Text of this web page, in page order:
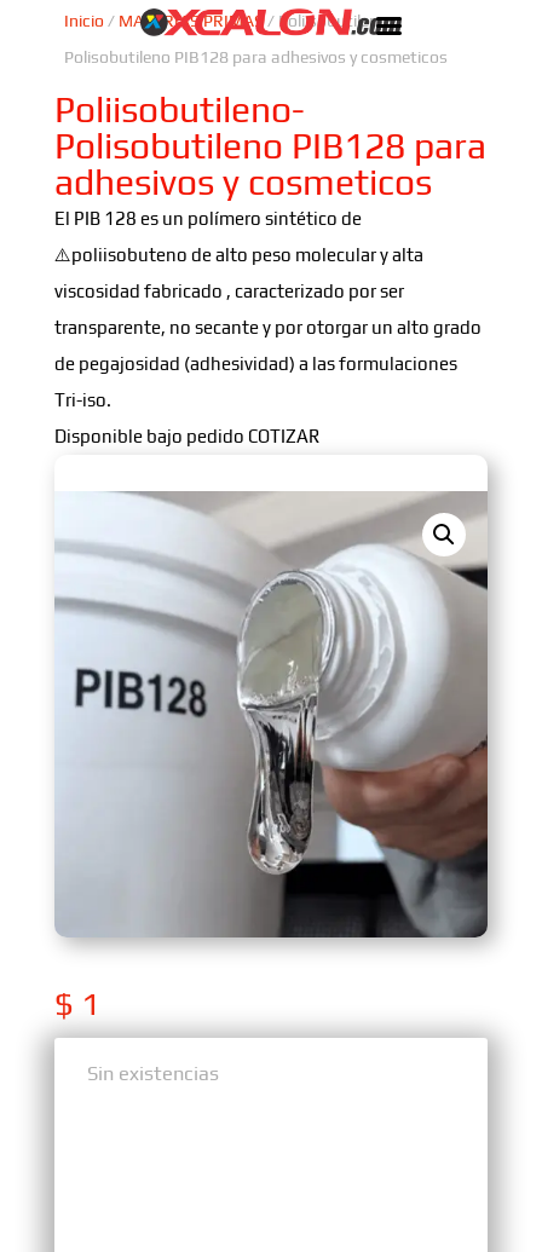
Inicio / MATERIAS PRIMAS / Poliisobutileno-
Polisobutileno PIB128 para adhesivos y cosmeticos
Poliisobutileno-
Polisobutileno PIB128 para
adhesivos y cosmeticos
El PIB 128 es un polímero sintético de
⚠️poliisobuteno de alto peso molecular y alta
viscosidad fabricado , caracterizado por ser
transparente, no secante y por otorgar un alto grado
de pegajosidad (adhesividad) a las formulaciones
Tri-iso.
Disponible bajo pedido COTIZAR
$ 1
Sin existencias
Sin existencias